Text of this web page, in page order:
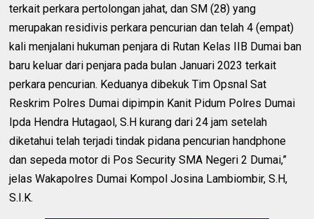
terkait perkara pertolongan jahat, dan SM (28) yang
merupakan residivis perkara pencurian dan telah 4 (empat)
kali menjalani hukuman penjara di Rutan Kelas IIB Dumai ban
baru keluar dari penjara pada bulan Januari 2023 terkait
perkara pencurian. Keduanya dibekuk Tim Opsnal Sat
Reskrim Polres Dumai dipimpin Kanit Pidum Polres Dumai
Ipda Hendra Hutagaol, S.H kurang dari 24 jam setelah
diketahui telah terjadi tindak pidana pencurian handphone
dan sepeda motor di Pos Security SMA Negeri 2 Dumai,”
jelas Wakapolres Dumai Kompol Josina Lambiombir, S.H,
S.I.K.